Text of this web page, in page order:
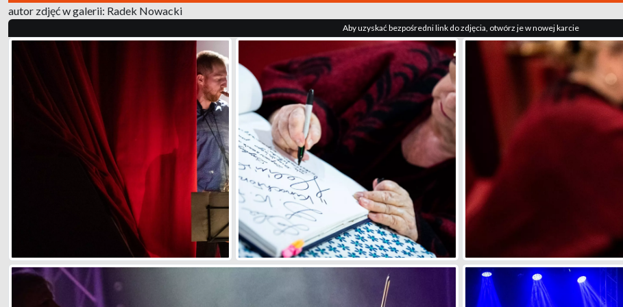
autor zdjęć w galerii: Radek Nowacki
Aby uzyskać bezpośredni link do zdjęcia, otwórz je w nowej karcie